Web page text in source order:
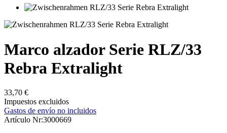
Marco alzador Serie RLZ/33
Rebra Extralight
33,70 €
Impuestos excluidos
Gastos de envío no incluidos
Artículo Nr:3000669